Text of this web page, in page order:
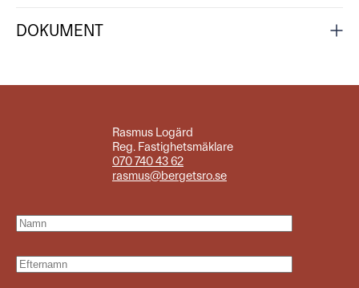
DOKUMENT
Rasmus Logärd
Reg. Fastighetsmäklare
070 740 43 62
rasmus@bergetsro.se